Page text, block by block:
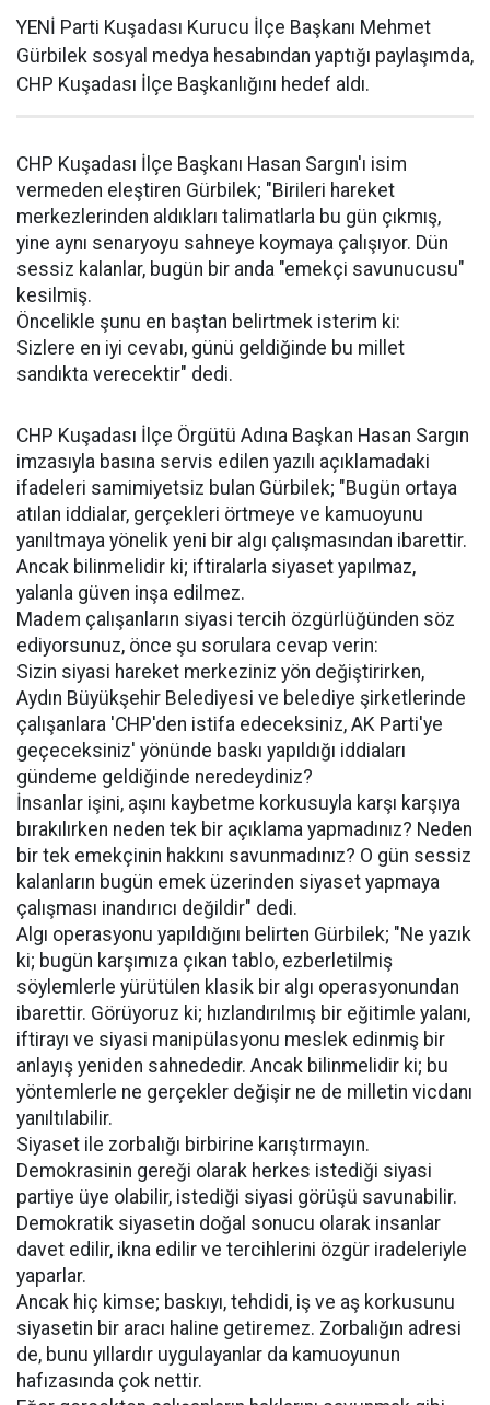
YENİ Parti Kuşadası Kurucu İlçe Başkanı Mehmet
Gürbilek sosyal medya hesabından yaptığı paylaşımda,
CHP Kuşadası İlçe Başkanlığını hedef aldı.
CHP Kuşadası İlçe Başkanı Hasan Sargın'ı isim
vermeden eleştiren Gürbilek; "Birileri hareket
merkezlerinden aldıkları talimatlarla bu gün çıkmış,
yine aynı senaryoyu sahneye koymaya çalışıyor. Dün
sessiz kalanlar, bugün bir anda "emekçi savunucusu"
kesilmiş.
Öncelikle şunu en baştan belirtmek isterim ki:
Sizlere en iyi cevabı, günü geldiğinde bu millet
sandıkta verecektir" dedi.
CHP Kuşadası İlçe Örgütü Adına Başkan Hasan Sargın
imzasıyla basına servis edilen yazılı açıklamadaki
ifadeleri samimiyetsiz bulan Gürbilek; "Bugün ortaya
atılan iddialar, gerçekleri örtmeye ve kamuoyunu
yanıltmaya yönelik yeni bir algı çalışmasından ibarettir.
Ancak bilinmelidir ki; iftiralarla siyaset yapılmaz,
yalanla güven inşa edilmez.
Madem çalışanların siyasi tercih özgürlüğünden söz
ediyorsunuz, önce şu sorulara cevap verin:
Sizin siyasi hareket merkeziniz yön değiştirirken,
Aydın Büyükşehir Belediyesi ve belediye şirketlerinde
çalışanlara 'CHP'den istifa edeceksiniz, AK Parti'ye
geçeceksiniz' yönünde baskı yapıldığı iddiaları
gündeme geldiğinde neredeydiniz?
İnsanlar işini, aşını kaybetme korkusuyla karşı karşıya
bırakılırken neden tek bir açıklama yapmadınız? Neden
bir tek emekçinin hakkını savunmadınız? O gün sessiz
kalanların bugün emek üzerinden siyaset yapmaya
çalışması inandırıcı değildir" dedi.
Algı operasyonu yapıldığını belirten Gürbilek; "Ne yazık
ki; bugün karşımıza çıkan tablo, ezberletilmiş
söylemlerle yürütülen klasik bir algı operasyonundan
ibarettir. Görüyoruz ki; hızlandırılmış bir eğitimle yalanı,
iftirayı ve siyasi manipülasyonu meslek edinmiş bir
anlayış yeniden sahnededir. Ancak bilinmelidir ki; bu
yöntemlerle ne gerçekler değişir ne de milletin vicdanı
yanıltılabilir.
Siyaset ile zorbalığı birbirine karıştırmayın.
Demokrasinin gereği olarak herkes istediği siyasi
partiye üye olabilir, istediği siyasi görüşü savunabilir.
Demokratik siyasetin doğal sonucu olarak insanlar
davet edilir, ikna edilir ve tercihlerini özgür iradeleriyle
yaparlar.
Ancak hiç kimse; baskıyı, tehdidi, iş ve aş korkusunu
siyasetin bir aracı haline getiremez. Zorbalığın adresi
de, bunu yıllardır uygulayanlar da kamuoyunun
hafızasında çok nettir.